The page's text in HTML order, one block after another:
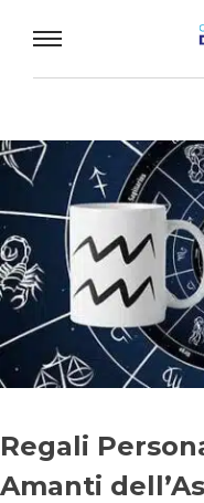
Regali
Amanti